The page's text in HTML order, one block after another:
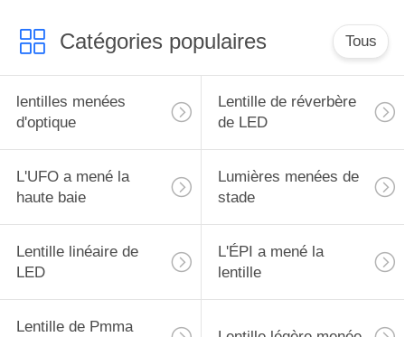
LA
PRIVÉE
Catégories populaires Tous
lentilles menées
d'optique
Lentille de réverbère
de LED
L'UFO a mené la
haute baie
Lumières menées de
stade
Lentille linéaire de
LED
L'ÉPI a mené la
lentille
Lentille de Pmma